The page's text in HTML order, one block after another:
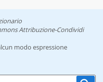
Attribuzione-Condividi
modo espressione